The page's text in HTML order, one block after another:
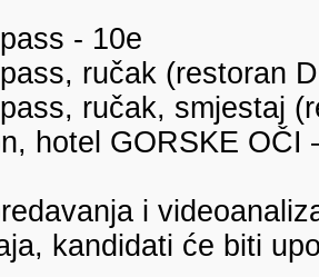
- 10e
ručak (restoran
ručak, smjestaj
hotel GORSKE OČI
i
kandidati će biti